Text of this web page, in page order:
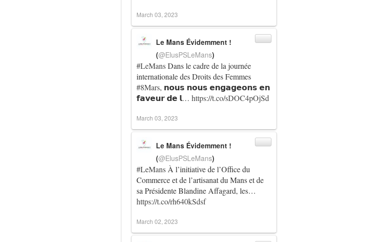
March 03, 2023
#LeMansDans le cadre de la journée
internationale des Droits des Femmes
#8Mars, 𝗻𝗼𝘂𝘀 𝗻𝗼𝘂𝘀 𝗲𝗻𝗴𝗮𝗴𝗲𝗼𝗻𝘀 𝗲𝗻
𝗳𝗮𝘃𝗲𝘂𝗿 𝗱𝗲 𝗹… https://t.co/sDOC4pOjSd
Le Mans Évidemment !
(@ElusPSLeMans)
March 03, 2023
#LeMans À l’initiative de l’Office du
Commerce et de l’artisanat du Mans et de
sa Présidente Blandine Affagard, les…
https://t.co/rh640kSdsf
Le Mans Évidemment !
(@ElusPSLeMans)
March 02, 2023